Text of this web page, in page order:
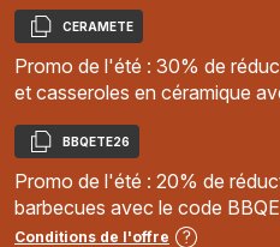
Copier
CERAMETE
Promo de l'été : 30% de
et casseroles en céramique
Copier
BBQETE26
Promo de l'été : 20% de
barbecues avec le code
Conditions de l'offre